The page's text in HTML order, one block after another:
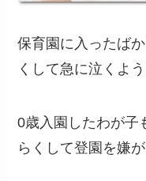
保育園に入ったば
くして急に泣くよ
0歳入園したわが子
らくして登園を嫌